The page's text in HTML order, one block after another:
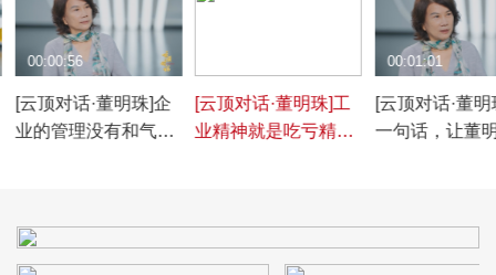
[云顶对话·董明珠]企
业的管理没有和气二
00:00:56
[云顶对话·董明珠]工
业精神就是吃亏精
[云顶对话·董明
一句话，让董
00:01:01